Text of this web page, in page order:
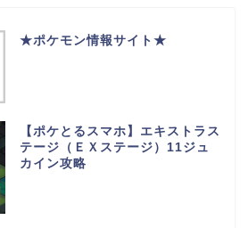
★ポケモン情報サイト★
【ポケとるスマホ】エキストラス
テージ（ＥＸステージ）11ジュ
カイン攻略